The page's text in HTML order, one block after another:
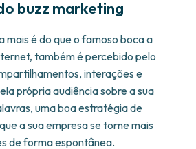
buzz marketing
mais é do que o famoso boca a
também é percebido pelo
interações e
própria audiência sobre a sua
uma boa estratégia de
a sua empresa se torne mais
de forma espontânea.